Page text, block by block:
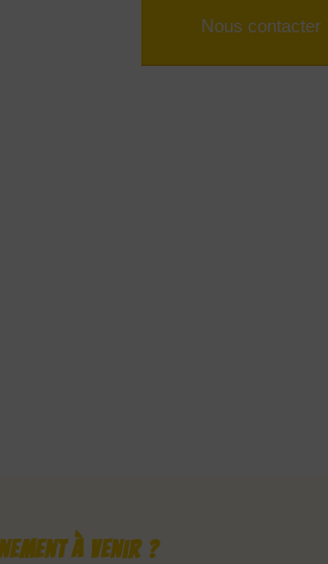
Nous contacter
à venir ?